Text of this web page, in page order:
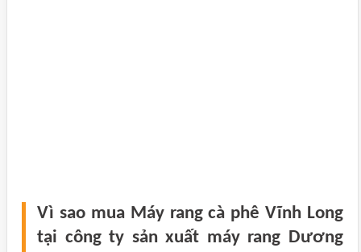
Vì sao mua Máy rang cà phê Vĩnh Long
tại công ty sản xuất máy rang Dương